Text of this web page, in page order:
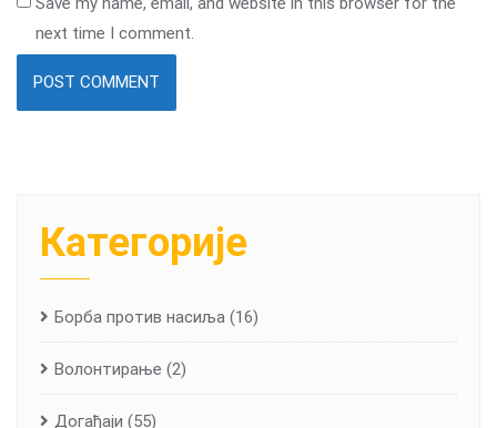
next time I comment.
Категорије
Борба против насиља (16)
Волонтирање (2)
Догађаји (55)